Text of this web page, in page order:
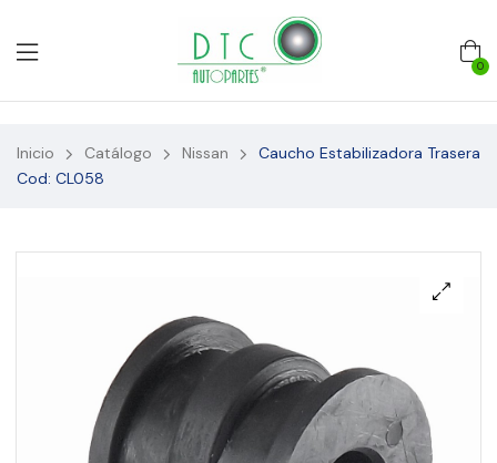
0
Inicio Catálogo Nissan
Caucho Estabilizadora Trasera
Cod: CL058